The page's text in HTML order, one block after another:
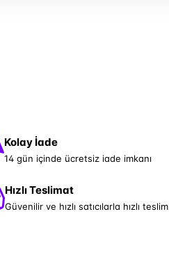
Kolay İade
14 gün içinde ücretsiz iade imkanı
Hızlı Teslimat
Güvenilir ve hızlı satıcılarla hızlı teslim